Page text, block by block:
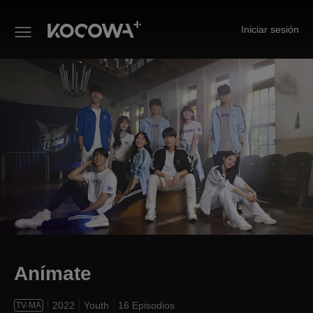
Iniciar sesión
Anímate
Anímate
TV-MA 2022 Youth
16 Episodios